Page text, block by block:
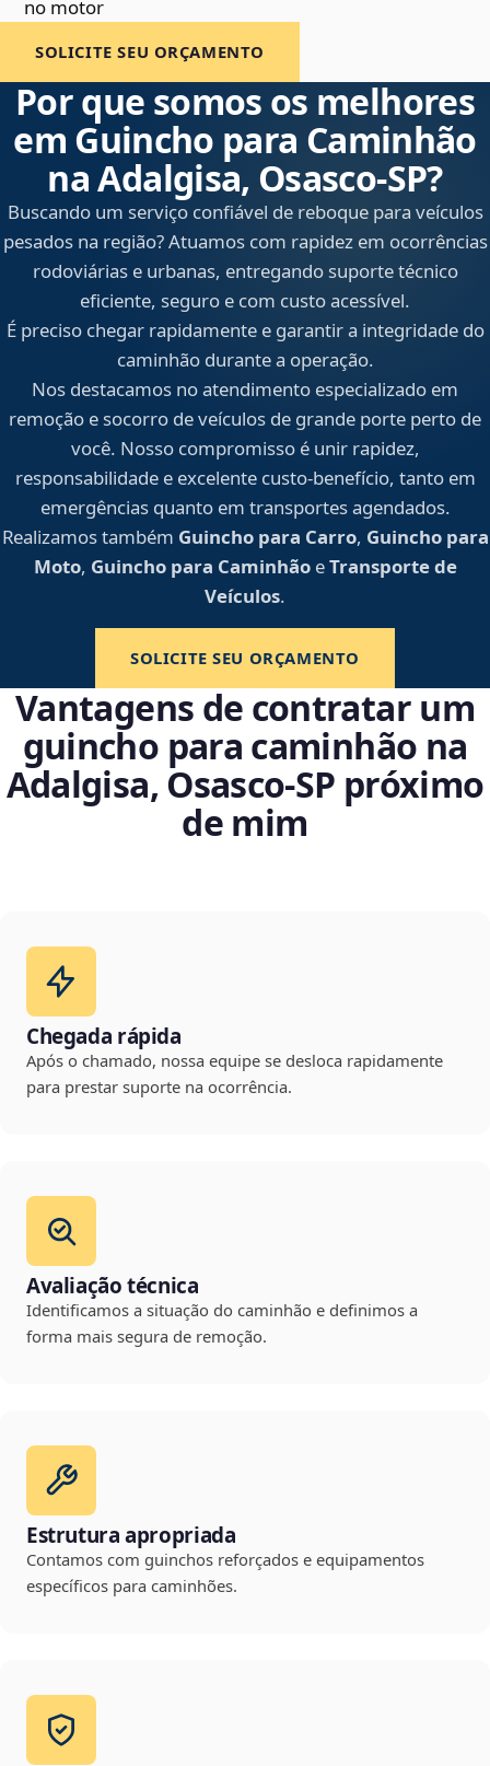
no motor
SOLICITE SEU ORÇAMENTO
Por que somos os melhores
em Guincho para Caminhão
na Adalgisa, Osasco‑SP?
Buscando um serviço confiável de reboque para veículos
pesados na região? Atuamos com rapidez em ocorrências
rodoviárias e urbanas, entregando suporte técnico
eficiente, seguro e com custo acessível.
É preciso chegar rapidamente e garantir a integridade do
caminhão durante a operação.
Nos destacamos no atendimento especializado em
remoção e socorro de veículos de grande porte perto de
você. Nosso compromisso é unir rapidez,
responsabilidade e excelente custo-benefício, tanto em
emergências quanto em transportes agendados.
Realizamos também Guincho para Carro, Guincho para
Moto, Guincho para CaminhãoeTransporte de
Veículos.
SOLICITE SEU ORÇAMENTO
Vantagens de contratar um
guincho para caminhão na
Adalgisa, Osasco‑SP próximo
de mim
Chegada rápida
Após o chamado, nossa equipe se desloca rapidamente
para prestar suporte na ocorrência.
Avaliação técnica
Identificamos a situação do caminhão e definimos a
forma mais segura de remoção.
Estrutura apropriada
Contamos com guinchos reforçados e equipamentos
específicos para caminhões.